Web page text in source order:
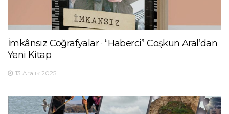
İmkânsız Coğrafyalar · “Haberci” Coşkun Aral’dan
Yeni Kitap
13 Aralık 2025